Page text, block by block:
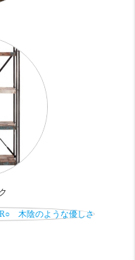
ります
ません
に。。。
くか、
してください
うど前に同じ階の建物